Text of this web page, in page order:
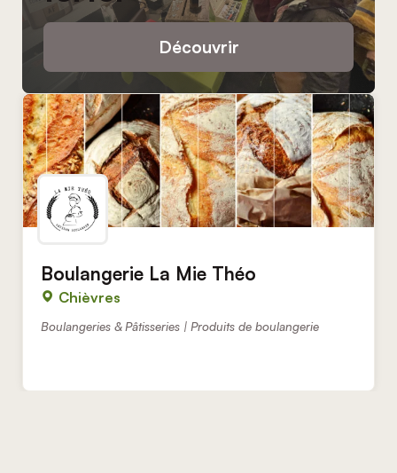
Découvrir
Boulangerie La Mie Théo
Chièvres
Boulangeries & Pâtisseries | Produits de boulangerie